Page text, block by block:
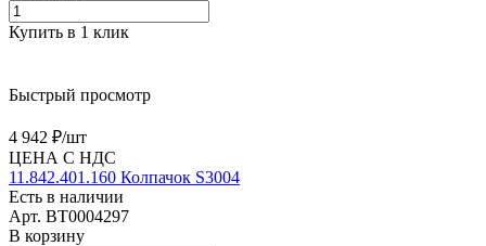
Купить в 1 клик
Быстрый просмотр
4 942 ₽/шт
ЦЕНА С НДС
11.842.401.160 Колпачок S3004
Есть в наличии
Арт. BT0004297
В корзину